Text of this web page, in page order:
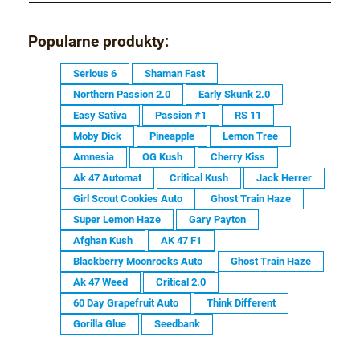
Popularne produkty:
Serious 6
Shaman Fast
Northern Passion 2.0
Early Skunk 2.0
Easy Sativa
Passion #1
RS 11
Moby Dick
Pineapple
Lemon Tree
Amnesia
OG Kush
Cherry Kiss
Ak 47 Automat
Critical Kush
Jack Herrer
Girl Scout Cookies Auto
Ghost Train Haze
Super Lemon Haze
Gary Payton
Afghan Kush
AK 47 F1
Blackberry Moonrocks Auto
Ghost Train Haze
Ak 47 Weed
Critical 2.0
60 Day Grapefruit Auto
Think Different
Gorilla Glue
Seedbank